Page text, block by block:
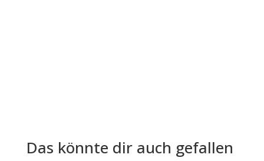
Das könnte dir auch gefallen